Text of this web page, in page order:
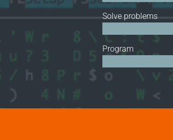
Solve problems
Program